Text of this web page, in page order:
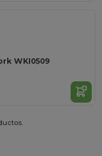
WKI0509